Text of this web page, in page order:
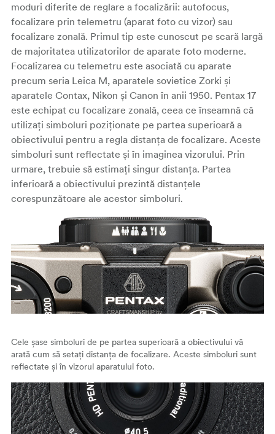
moduri diferite de reglare a focalizării: autofocus,
focalizare prin telemetru (aparat foto cu vizor) sau
focalizare zonală. Primul tip este cunoscut pe scară largă
de majoritatea utilizatorilor de aparate foto moderne.
Focalizarea cu telemetru este asociată cu aparate
precum seria Leica M, aparatele sovietice Zorki și
aparatele Contax, Nikon și Canon în anii 1950. Pentax 17
este echipat cu focalizare zonală, ceea ce înseamnă că
utilizați simboluri poziționate pe partea superioară a
obiectivului pentru a regla distanța de focalizare. Aceste
simboluri sunt reflectate și în imaginea vizorului. Prin
urmare, trebuie să estimați singur distanța. Partea
inferioară a obiectivului prezintă distanțele
corespunzătoare ale acestor simboluri.
Cele șase simboluri de pe partea superioară a obiectivului vă
arată cum să setați distanța de focalizare. Aceste simboluri sunt
reflectate și în vizorul aparatului foto.